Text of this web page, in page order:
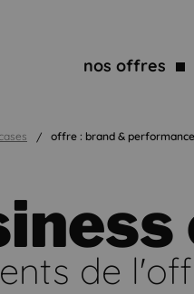
nos offres
offre : brand & performance
de